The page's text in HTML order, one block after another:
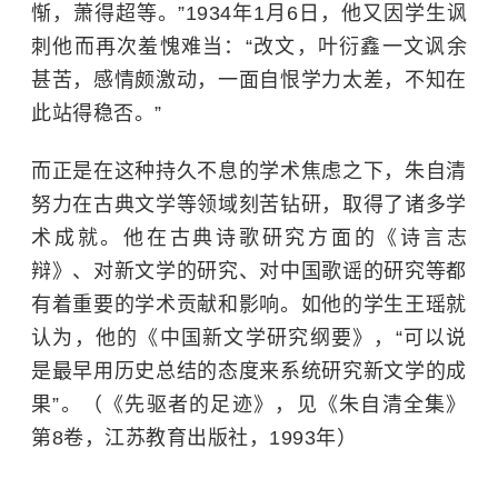
惭，萧得超等。”1934年1月6日，他又因学生讽
刺他而再次羞愧难当： “改文，叶衍鑫一文讽余
甚苦，感情颇激动，一面自恨学力太差，不知在
此站得稳否。”
而正是在这种持久不息的学术焦虑之下，朱自清
努力在古典文学等领域刻苦钻研，取得了诸多学
术成就。他在古典诗歌研究方面的《诗言志
辩》、对新文学的研究、对中国歌谣的研究等都
有着重要的学术贡献和影响。如他的学生王瑶就
认为，他的《中国新文学研究纲要》，“可以说
是最早用历史总结的态度来系统研究新文学的成
果”。（《先驱者的足迹》，见《朱自清全集》
第8卷，江苏教育出版社，1993年）